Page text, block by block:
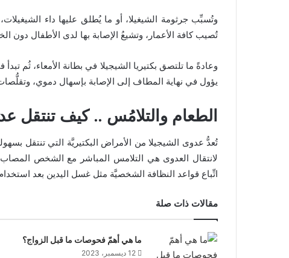
وتُسبِّب جرثومة الشيغيلا، أو ما يُطلق عليها داء
تُصيب كافة الأعمار، وتشيعُ الإصابة بها لدى الأطفال دون
وعادةً ما تلتصق بكتيريا الشيجيلا في بطانة الأمعاء، ثُم
يؤول في نهاية المطاف إلى الإصابة بإسهال دموي،
الطعام والتلامُس .. كيف تنتقل
تُعدُّ عدوى الشيجيلا من الأمراض البكتيريَّة التي
لانتقال العدوى هي التلامس المباشر مع الشخص
اتِّباع قواعد النظافة الشخصيَّة مثل غسل اليدين بعد
مقالات ذات صلة
ما هي أهمّ فحوصات ما قبل الزواج؟
12 ديسمبر، 2023